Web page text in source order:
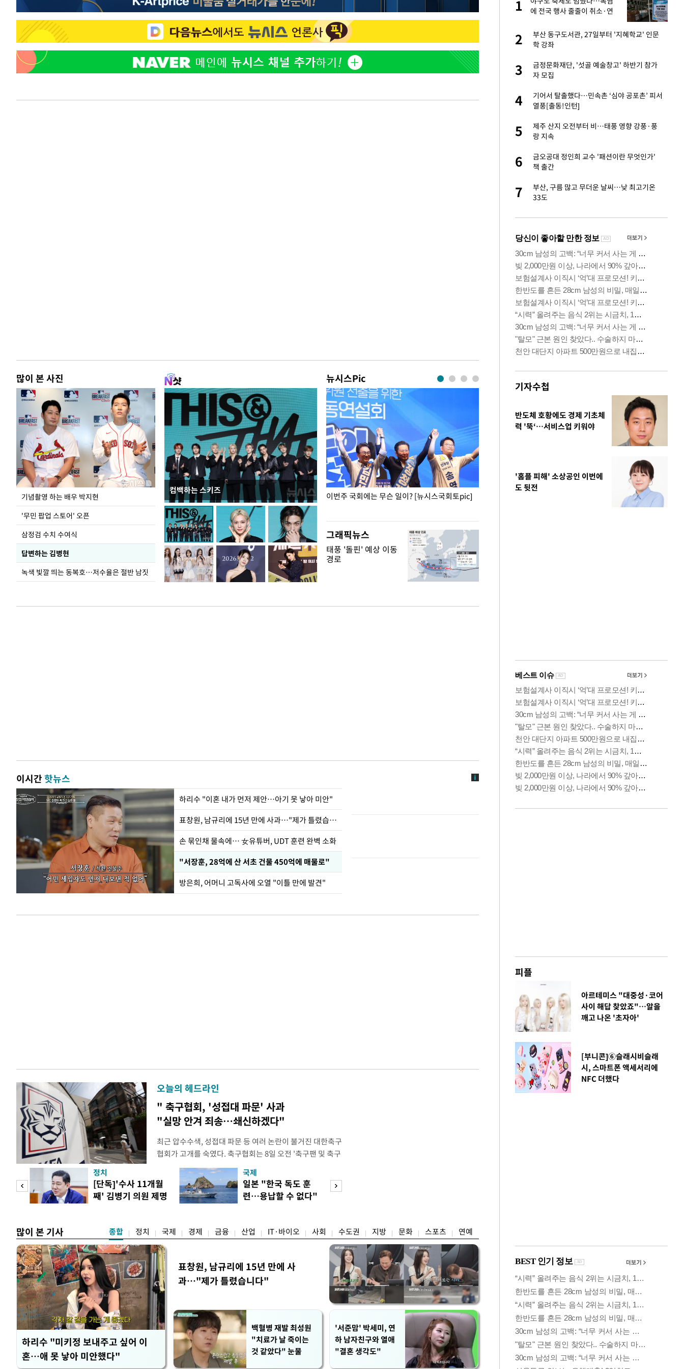
많이 본 사진
기념촬영 하는 배우 박지현
'무민 팝업 스토어' 오픈
삼정검 수치 수여식
답변하는 김병현
녹색 빛깔 띄는 동복호…저수율은 절반 남짓
컴백하는 스키즈
뉴시스Pic
이 대통령, 국가폭력 피해자에 위로·사과…"국가
가 책임지고 치유"
이번주 국회에는 무슨 일이? [뉴시스국회토pic] 사진으로 보는
그래픽뉴스
태풍 '돌핀' 예상 이동
경로
이시간핫뉴스
하리수 "이혼 내가 먼저 제안…아기 못 낳아 미안"
표창원, 남규리에 15년 만에 사과…"제가 틀렸습니다"
손 묶인채 물속에… 女유튜버, UDT 훈련 완벽 소화
"서장훈, 28억에 산 서초 건물 450억에 매물로"
방은희, 어머니 고독사에 오열 "이틀 만에 발견"
오늘의 헤드라인
" 축구협회, '성접대 파문' 사과
"실망 안겨 죄송…쇄신하겠다"
최근 압수수색, 성접대 파문 등 여러 논란이 불거진 대한축구
협회가 고개를 숙였다. 축구협회는 8일 오전 '축구팬 및 축구
관계자 여러분께 드리는 글'이라는 제목의 입장문을 발표했
다. 축구협회는 최근 2026 국제축구연맹(FIFA) 북중미 월드
컵 조별리그 탈락과 관련해 국회 문화체육관광위원회 청문
회에서 질타를 받은 데 이어, 홍명보 전 감독 선
정치
[단독]'수사 11개월
째' 김병기 의원 제명
국제
일본 "한국 독도 훈
련…용납할 수 없다"
많이 본 기사 종합 정치 국제 경제 금융 산업 IT·바이오 사회 수도권 지방 문화 스포츠 연예
하리수 "미키정 보내주고 싶어 이
혼…애 못 낳아 미안했다"
표창원, 남규리에 15년 만에 사
과…"제가 틀렸습니다"
백혈병 재발 최성원
"치료가 날 죽이는
것 같았다" 눈물
'서준맘' 박세미, 연
하 남자친구와 열애
"결혼 생각도"
어 이혼…애 못 낳아 미안했
다"
2
렸습니다"
3
백혈병 재발 최성원 "치료가 날 죽이는 것 같
았다" 눈물
4
1
에 전국 행사 줄줄이 취소·연
2
부산 동구도서관, 27일부터 '지혜학교' 인문
학 강좌
3
금정문화재단, '섯골 예술창고' 하반기 참가
자 모집
4
기어서 탈출했다…민속촌 ‘심야 공포촌’ 피서
열풍[출동!인턴]
5
제주 산지 오전부터 비…태풍 영향 강풍·풍
랑 지속
6
금오공대 정인희 교수 '패션이란 무엇인가'
책 출간
7
부산, 구름 많고 무더운 날씨…낮 최고기온
33도
기자수첩
반도체 호황에도 경제 기초체
력 '뚝‘…서비스업 키워야
'홈플 피해' 소상공인 이번에
도 뒷전
피플
아르테미스 "대중성·코어
사이 해답 찾았죠"…알을
깨고 나온 '초자아'
[부니콘]⑥슬래시비슬래
시, 스마트폰 액세서리에
NFC 더했다